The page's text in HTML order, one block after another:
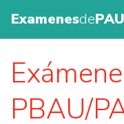
ExamenesdePAU
PBAU/